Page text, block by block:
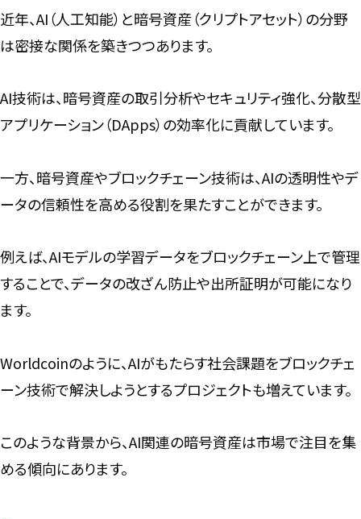
近年、AI（人工知能）と暗号資産（クリプトアセット）の分野
は密接な関係を築きつつあります。
AI技術は、暗号資産の取引分析やセキュリティ強化、分散型
アプリケーション（DApps）の効率化に貢献しています。
一方、暗号資産やブロックチェーン技術は、AIの透明性やデ
ータの信頼性を高める役割を果たすことができます。
例えば、AIモデルの学習データをブロックチェーン上で管理
することで、データの改ざん防止や出所証明が可能になり
ます。
Worldcoinのように、AIがもたらす社会課題をブロックチェ
ーン技術で解決しようとするプロジェクトも増えています。
このような背景から、AI関連の暗号資産は市場で注目を集
める傾向にあります。